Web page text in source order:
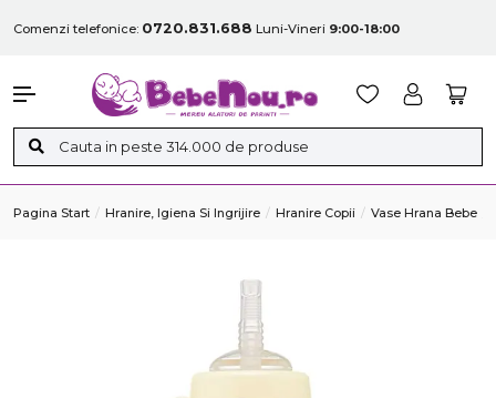
Comenzi telefonice: 0720.831.688 Luni-Vineri 9:00-18:00
Pagina Start Hranire, Igiena Si Ingrijire Hranire Copii Vase Hrana Bebe